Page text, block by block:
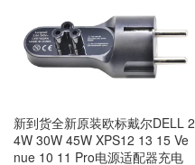
新到货全新原装欧标戴尔DELL 2
4W 30W 45W XPS12 13 15 Ve
nue 10 11 Pro电源适配器充电